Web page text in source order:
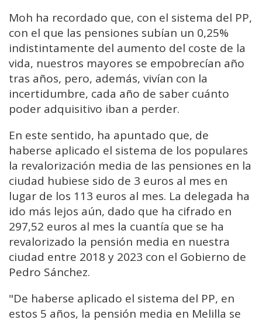
Moh ha recordado que, con el sistema del PP,
con el que las pensiones subían un 0,25%
indistintamente del aumento del coste de la
vida, nuestros mayores se empobrecían año
tras años, pero, además, vivían con la
incertidumbre, cada año de saber cuánto
poder adquisitivo iban a perder.
En este sentido, ha apuntado que, de
haberse aplicado el sistema de los populares
la revalorización media de las pensiones en la
ciudad hubiese sido de 3 euros al mes en
lugar de los 113 euros al mes. La delegada ha
ido más lejos aún, dado que ha cifrado en
297,52 euros al mes la cuantía que se ha
revalorizado la pensión media en nuestra
ciudad entre 2018 y 2023 con el Gobierno de
Pedro Sánchez.
"De haberse aplicado el sistema del PP, en
estos 5 años, la pensión media en Melilla se